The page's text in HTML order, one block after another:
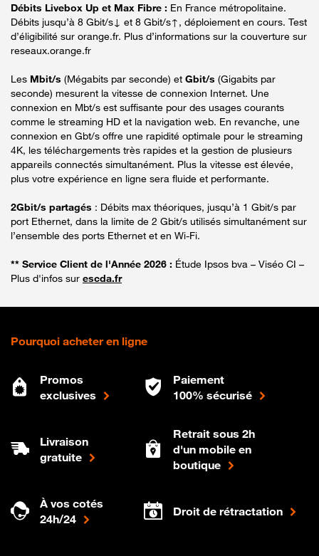
Débits Livebox Up et Max Fibre : En France métropolitaine.
Débits jusqu’à 8 Gbit/s↓ et 8 Gbit/s↑, déploiement en cours. Test
d’éligibilité sur orange.fr. Plus d’informations sur la couverture sur
reseaux.orange.fr
Les Mbit/s (Mégabits par seconde) et Gbit/s (Gigabits par
seconde) mesurent la vitesse de connexion Internet. Une
connexion en Mbt/s est suffisante pour des usages courants
comme le streaming HD et la navigation web. En revanche, une
connexion en Gbt/s offre une rapidité optimale pour le streaming
4K, les téléchargements très rapides et la gestion de plusieurs
appareils connectés simultanément. Plus la vitesse est élevée,
plus votre expérience en ligne sera fluide et performante.
2Gbit/s partagés : Débits max théoriques, jusqu’à 1 Gbit/s par
port Ethernet, dans la limite de 2 Gbit/s utilisés simultanément sur
l’ensemble des ports Ethernet et en Wi-Fi.
** Service Client de l'Année 2026 : Étude Ipsos bva – Viséo CI –
Plus d'infos sur escda.fr
Pourquoi acheter en ligne
Promos
exclusives
Paiement
100% sécurisé
Livraison
gratuite
Retrait sous 2h
d'un mobile en
boutique
À vos cotés
24h/24
Droit de rétractation